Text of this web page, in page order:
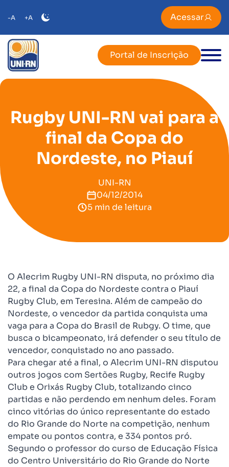
-A +A Acessar
Portal de Inscrição
Rugby UNI-RN vai para a
final da Copa do
Nordeste, no Piauí
UNI-RN
04/12/2014
5 min de leitura
O Alecrim Rugby UNI-RN disputa, no próximo dia
22, a final da Copa do Nordeste contra o Piauí
Rugby Club, em Teresina. Além de campeão do
Nordeste, o vencedor da partida conquista uma
vaga para a Copa do Brasil de Rubgy. O time, que
busca o bicampeonato, irá defender o seu título de
vencedor, conquistado no ano passado.
Para chegar até a final, o Alecrim UNI-RN disputou
outros jogos com Sertões Rugby, Recife Rugby
Club e Orixás Rugby Club, totalizando cinco
partidas e não perdendo em nenhum deles. Foram
cinco vitórias do único representante do estado
do Rio Grande do Norte na competição, nenhum
empate ou pontos contra, e 334 pontos pró.
Segundo o professor do curso de Educação Física
do Centro Universitário do Rio Grande do Norte